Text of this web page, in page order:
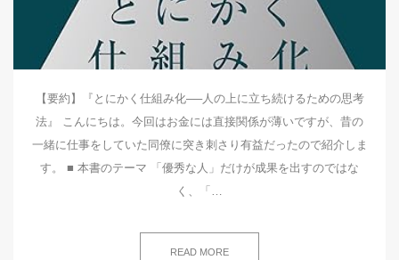
【要約】『とにかく仕組み化──人の上に立ち続けるための思考
法』 こんにちは。今回はお金には直接関係が薄いですが、昔の
一緒に仕事をしていた同僚に突き刺さり有益だったので紹介しま
す。 ■ 本書のテーマ 「優秀な人」だけが成果を出すのではな
く、「…
READ MORE